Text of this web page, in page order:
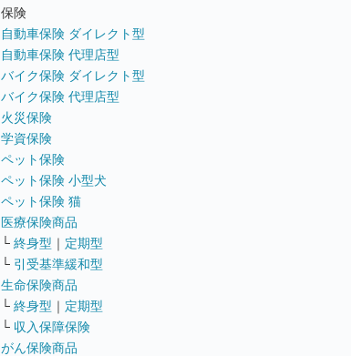
保険
自動車保険 ダイレクト型
自動車保険 代理店型
バイク保険 ダイレクト型
バイク保険 代理店型
火災保険
学資保険
ペット保険
ペット保険 小型犬
ペット保険 猫
医療保険商品
└ 終身型 ｜ 定期型
└ 引受基準緩和型
生命保険商品
└ 終身型 ｜ 定期型
└ 収入保障保険
がん保険商品